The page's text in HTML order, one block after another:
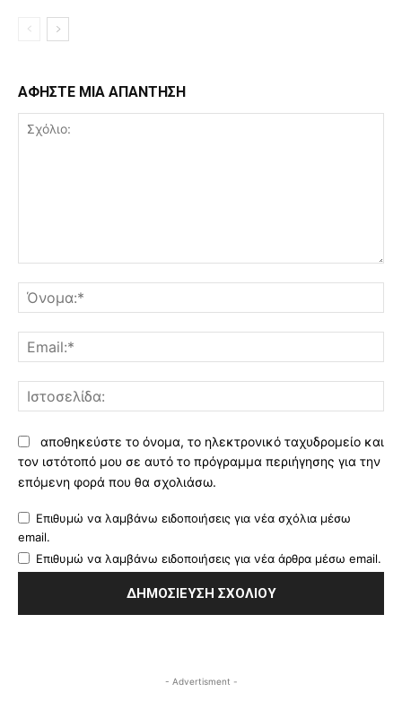
ΑΦΗΣΤΕ ΜΙΑ ΑΠΑΝΤΗΣΗ
αποθηκεύστε το όνομα, το ηλεκτρονικό ταχυδρομείο και
τον ιστότοπό μου σε αυτό το πρόγραμμα περιήγησης για την
επόμενη φορά που θα σχολιάσω.
Επιθυμώ να λαμβάνω ειδοποιήσεις για νέα σχόλια μέσω
email.
Επιθυμώ να λαμβάνω ειδοποιήσεις για νέα άρθρα μέσω email.
- Advertisment -